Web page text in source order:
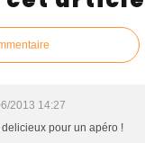
2013 14:27
pour un apéro !